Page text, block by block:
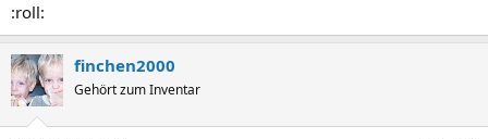
:roll:
finchen2000
Gehört zum Inventar